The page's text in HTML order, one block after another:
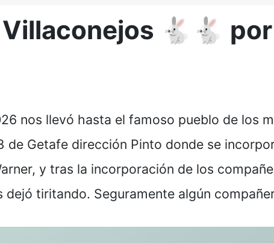
🐇🐇
nos llevó hasta el famoso pueblo de los
Getafe dirección Pinto donde se
y tras la incorporación de los
dejó tiritando. Seguramente algún